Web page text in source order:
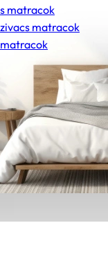
matracok
matracok